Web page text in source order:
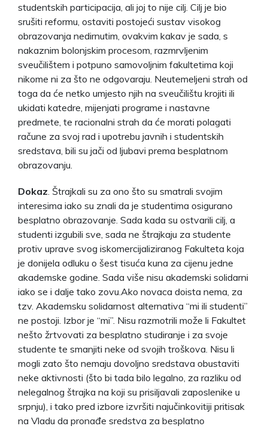
studentskih participacija, ali joj to nije cilj. Cilj je bio
srušiti reformu, ostaviti postojeći sustav visokog
obrazovanja nedirnutim, ovakvim kakav je sada, s
nakaznim bolonjskim procesom, razmrvljenim
sveučilištem i potpuno samovoljnim fakultetima koji
nikome ni za što ne odgovaraju. Neutemeljeni strah od
toga da će netko umjesto njih na sveučilištu krojiti ili
ukidati katedre, mijenjati programe i nastavne
predmete, te racionalni strah da će morati polagati
račune za svoj rad i upotrebu javnih i studentskih
sredstava, bili su jači od ljubavi prema besplatnom
obrazovanju.
Dokaz. Štrajkali su za ono što su smatrali svojim
interesima iako su znali da je studentima osigurano
besplatno obrazovanje. Sada kada su ostvarili cilj, a
studenti izgubili sve, sada ne štrajkaju za studente
protiv uprave svog iskomercijaliziranog Fakulteta koja
je donijela odluku o šest tisuća kuna za cijenu jedne
akademske godine. Sada više nisu akademski solidarni
iako se i dalje tako zovu.Ako novaca doista nema, za
tzv. Akademsku solidarnost alternativa “mi ili studenti”
ne postoji. Izbor je “mi”. Nisu razmotrili može li Fakultet
nešto žrtvovati za besplatno studiranje i za svoje
studente te smanjiti neke od svojih troškova. Nisu li
mogli zato što nemaju dovoljno sredstava obustaviti
neke aktivnosti (što bi tada bilo legalno, za razliku od
nelegalnog štrajka na koji su prisiljavali zaposlenike u
srpnju), i tako pred izbore izvršiti najučinkovitiji pritisak
na Vladu da pronađe sredstva za besplatno